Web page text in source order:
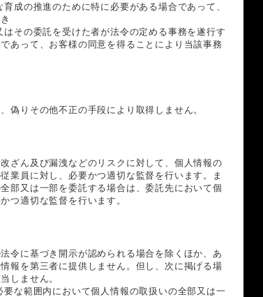
成の推進のために特に必要がある場合であって、
はその委託を受けた者が法令の定める事務を遂行す
あって、お客様の同意を得ることにより当該事務
偽りその他不正の手段により取得しません。
ざん及び漏洩などのリスクに対して、個人情報の
業員に対し、必要かつ適切な監督を行います。ま
部又は一部を委託する場合は、委託先において個
つ適切な監督を行います。
令に基づき開示が認められる場合を除くほか、あ
報を第三者に提供しません。但し、次に掲げる場
しません。
要な範囲内において個人情報の取扱いの全部又は一